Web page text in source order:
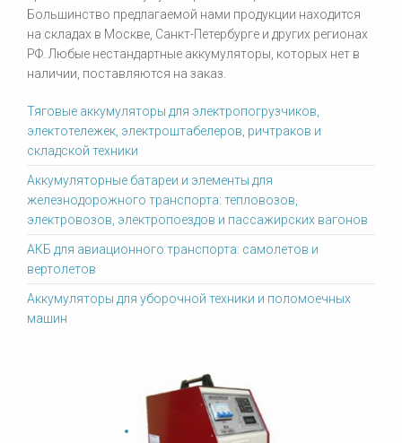
Большинство предлагаемой нами продукции находится
на складах в Москве, Санкт-Петербурге и других регионах
РФ. Любые нестандартные аккумуляторы, которых нет в
наличии, поставляются на заказ.
Тяговые аккумуляторы для электропогрузчиков,
электотележек, электроштабелеров, ричтраков и
складской техники
Аккумуляторные батареи и элементы для
железнодорожного транспорта: тепловозов,
электровозов, электропоездов и пассажирских вагонов
АКБ для авиационного транспорта: самолетов и
вертолетов
Аккумуляторы для уборочной техники и поломоечных
машин